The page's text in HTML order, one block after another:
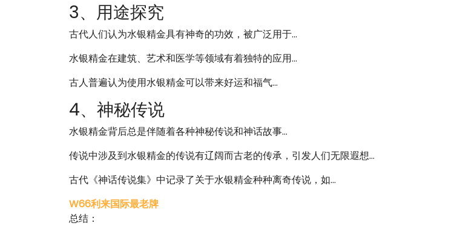
3、用途探究
古代人们认为水银精金具有神奇的功效，被广泛用于...
水银精金在建筑、艺术和医学等领域有着独特的应用...
古人普遍认为使用水银精金可以带来好运和福气...
4、神秘传说
水银精金背后总是伴随着各种神秘传说和神话故事...
传说中涉及到水银精金的传说有辽阔而古老的传承，引发人们无限遐想...
古代《神话传说集》中记录了关于水银精金种种离奇传说，如...
W66利来国际最老牌
总结：